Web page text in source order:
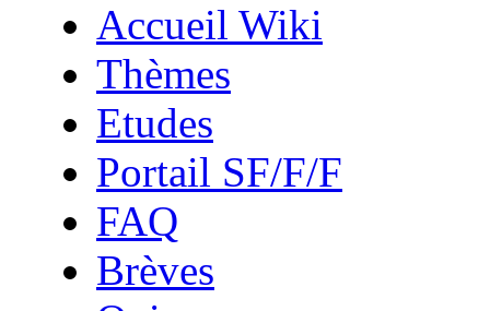
Accueil Wiki
Thèmes
Etudes
Portail SF/F/F
FAQ
Brèves